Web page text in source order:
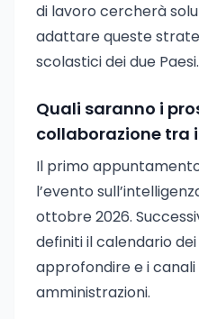
di lavoro cercherà
adattare queste
scolastici dei due Paesi.
Quali saranno i
collaborazione tra
Il primo
l’evento
ottobre 2026.
definiti il calendario
approfondire e i
amministrazioni.